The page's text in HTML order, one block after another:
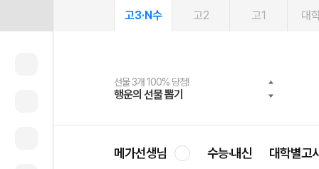
고3·N수 고2 고1 대
선물 3개 100% 당첨!
행운의 선물 뽑기
선물 100% 증정!
메가스터디 X 올리브
여름방학 스터디 캐시백
메가런 썸머스쿨
2027 러셀 단과
강사 공개선발
스마트러닝앱
설문 EVENT
메가패스
3일 무료 체험권
메가패스 수강생 무료혜택!
메가클럽 멤버십
사회공헌 캠페인
희망이룸 메가나눔
메가선생님 수능·내신 대학별고